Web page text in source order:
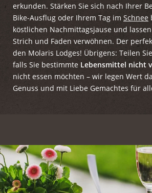
erkunden. Stärken Sie sich nach Ihrer
Bike-Ausflug oder Ihrem Tag im Schnee
köstlichen Nachmittagsjause und
Strich und Faden verwöhnen. Der
den Molaris Lodges! Übrigens: Teilen
falls Sie bestimmte Lebensmittel nicht
nicht essen möchten – wir legen Wert
Genuss und mit Liebe Gemachtes für